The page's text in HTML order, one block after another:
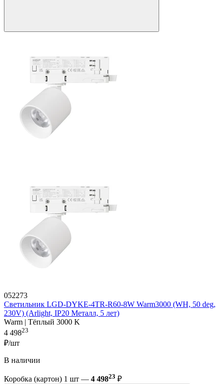
052273
Светильник LGD-DYKE-4TR-R60-8W Warm3000 (WH, 50 deg,
230V) (Arlight, IP20 Металл, 5 лет)
Warm | Тёплый 3000 K
4 49823
₽/шт
В наличии
Коробка (картон) 1 шт — 4 49823 ₽